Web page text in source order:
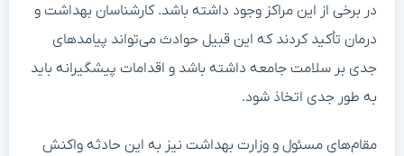
در برخی از این مراکز وجود داشته باشد. کارشناسان بهداشت و
درمان تأکید کردند که این قبیل حوادث می‌تواند پیامدهای
جدی بر سلامت جامعه داشته باشد و اقدامات پیشگیرانه باید
به طور جدی اتخاذ شود.
مقام‌های مسئول و وزارت بهداشت نیز به این حادثه واکنش